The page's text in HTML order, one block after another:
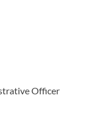
Officer